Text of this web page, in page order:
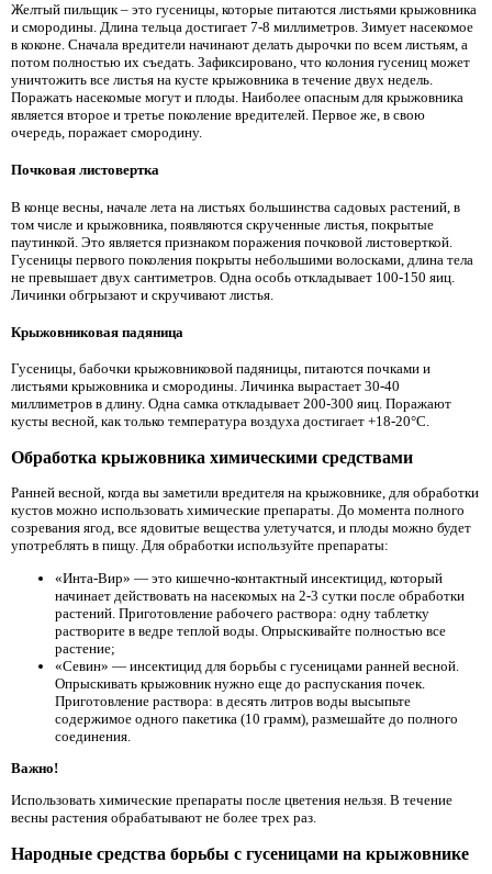
Желтый пильщик – это гусеницы, которые питаются листьями крыжовника
и смородины. Длина тельца достигает 7-8 миллиметров. Зимует насекомое
в коконе. Сначала вредители начинают делать дырочки по всем листьям, а
потом полностью их съедать. Зафиксировано, что колония гусениц может
уничтожить все листья на кусте крыжовника в течение двух недель.
Поражать насекомые могут и плоды. Наиболее опасным для крыжовника
является второе и третье поколение вредителей. Первое же, в свою
очередь, поражает смородину.
Почковая листовертка
В конце весны, начале лета на листьях большинства садовых растений, в
том числе и крыжовника, появляются скрученные листья, покрытые
паутинкой. Это является признаком поражения почковой листоверткой.
Гусеницы первого поколения покрыты небольшими волосками, длина тела
не превышает двух сантиметров. Одна особь откладывает 100-150 яиц.
Личинки обгрызают и скручивают листья.
Крыжовниковая падяница
Гусеницы, бабочки крыжовниковой падяницы, питаются почками и
листьями крыжовника и смородины. Личинка вырастает 30-40
миллиметров в длину. Одна самка откладывает 200-300 яиц. Поражают
кусты весной, как только температура воздуха достигает +18-20°С.
Обработка крыжовника химическими средствами
Ранней весной, когда вы заметили вредителя на крыжовнике, для обработки
кустов можно использовать химические препараты. До момента полного
созревания ягод, все ядовитые вещества улетучатся, и плоды можно будет
употреблять в пищу. Для обработки используйте препараты:
«Инта-Вир» — это кишечно-контактный инсектицид, который
начинает действовать на насекомых на 2-3 сутки после обработки
растений. Приготовление рабочего раствора: одну таблетку
растворите в ведре теплой воды. Опрыскивайте полностью все
растение;
«Севин» — инсектицид для борьбы с гусеницами ранней весной.
Опрыскивать крыжовник нужно еще до распускания почек.
Приготовление раствора: в десять литров воды высыпьте
содержимое одного пакетика (10 грамм), размешайте до полного
соединения.
Важно!
Использовать химические препараты после цветения нельзя. В течение
весны растения обрабатывают не более трех раз.
Народные средства борьбы с гусеницами на крыжовнике